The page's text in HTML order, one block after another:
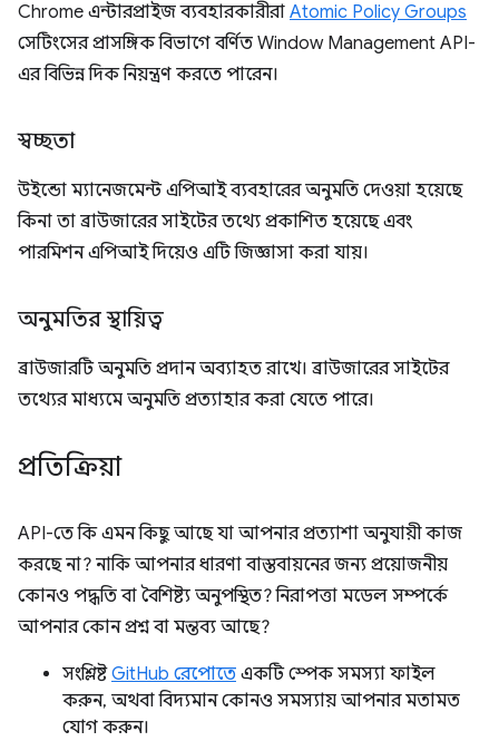
Chrome এন্টারপ্রাইজ ব্যবহারকারীরা Atomic Policy Groups
সেটিংসের প্রাসঙ্গিক বিভাগে বর্ণিত Window Management API-
এর বিভিন্ন দিক নিয়ন্ত্রণ করতে পারেন।
স্বচ্ছতা
উইন্ডো ম্যানেজমেন্ট এপিআই ব্যবহারের অনুমতি দেওয়া হয়েছে
কিনা তা ব্রাউজারের সাইটের তথ্যে প্রকাশিত হয়েছে এবং
পারমিশন এপিআই দিয়েও এটি জিজ্ঞাসা করা যায়।
অনুমতির স্থায়িত্ব
ব্রাউজারটি অনুমতি প্রদান অব্যাহত রাখে। ব্রাউজারের সাইটের
তথ্যের মাধ্যমে অনুমতি প্রত্যাহার করা যেতে পারে।
প্রতিক্রিয়া
API-তে কি এমন কিছু আছে যা আপনার প্রত্যাশা অনুযায়ী কাজ
করছে না? নাকি আপনার ধারণা বাস্তবায়নের জন্য প্রয়োজনীয়
কোনও পদ্ধতি বা বৈশিষ্ট্য অনুপস্থিত? নিরাপত্তা মডেল সম্পর্কে
আপনার কোন প্রশ্ন বা মন্তব্য আছে?
সংশ্লিষ্টGitHub রেপোতে একটি স্পেক সমস্যা ফাইল
করুন, অথবা বিদ্যমান কোনও সমস্যায় আপনার মতামত
যোগ করুন।